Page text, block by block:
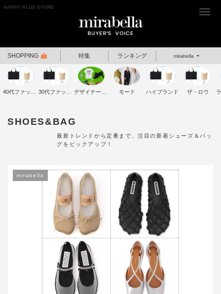
HAPPY PLUS STORE
SHOPPING 特集 ランキング mirabella
モード ハイブランド ザ・ロウ
SHOES&BAG
最新トレンドから定番まで、注目の新着シューズ＆バッ
グをピックアップ！
mirabella